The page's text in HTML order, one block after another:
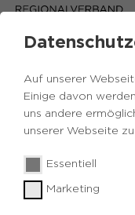
GEOTOUR
Auf unserer
Einige davon
uns andere
unserer Webseite
Essentiell
Marketing